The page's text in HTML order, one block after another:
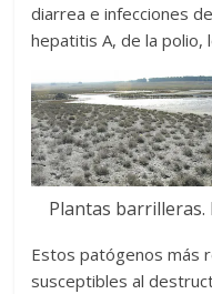
diarrea e infecciones
hepatitis A, de la polio,
Plantas
Estos patógenos más
susceptibles al